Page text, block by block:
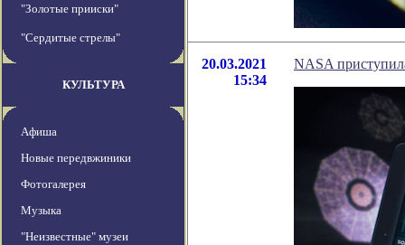
"Золотые прииски"
"Сердитые стрелы"
КУЛЬТУРА
Афиша
Новые передвжиники
Фотогалерея
Музыка
"Неизвестные" музеи
20.03.2021
15:34
NASA